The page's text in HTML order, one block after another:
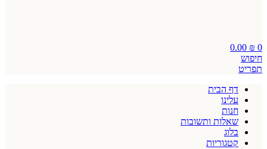
0
0.00 ₪
חיפוש
תפריט
דף הבית
עלינו
חנות
שאלות ותשובות
בלוג
קטגוריות